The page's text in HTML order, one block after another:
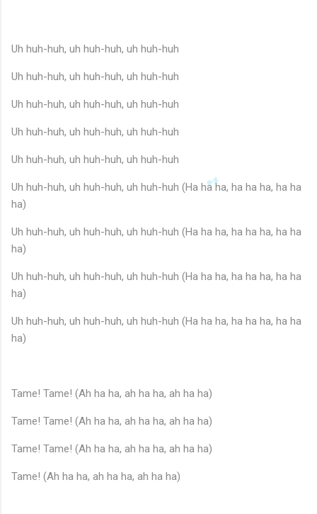
Uh huh-huh, uh huh-huh, uh huh-huh
Uh huh-huh, uh huh-huh, uh huh-huh
Uh huh-huh, uh huh-huh, uh huh-huh
Uh huh-huh, uh huh-huh, uh huh-huh
Uh huh-huh, uh huh-huh, uh huh-huh
Uh huh-huh, uh huh-huh, uh huh-huh (Ha ha ha, ha ha ha, ha ha
ha)
Uh huh-huh, uh huh-huh, uh huh-huh (Ha ha ha, ha ha ha, ha ha
ha)
Uh huh-huh, uh huh-huh, uh huh-huh (Ha ha ha, ha ha ha, ha ha
ha)
Uh huh-huh, uh huh-huh, uh huh-huh (Ha ha ha, ha ha ha, ha ha
ha)
Tame! Tame! (Ah ha ha, ah ha ha, ah ha ha)
Tame! Tame! (Ah ha ha, ah ha ha, ah ha ha)
Tame! Tame! (Ah ha ha, ah ha ha, ah ha ha)
Tame! (Ah ha ha, ah ha ha, ah ha ha)